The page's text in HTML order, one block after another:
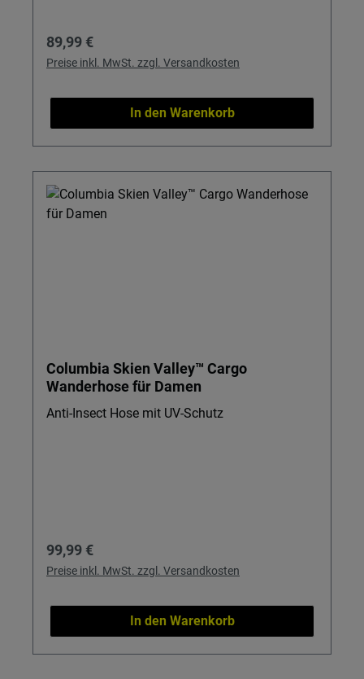
Regulärer Preis:
89,99 €
Preise inkl. MwSt. zzgl. Versandkosten
In den Warenkorb
Columbia Skien Valley™ Cargo
Wanderhose für Damen
Anti-Insect Hose mit UV-Schutz
Regulärer Preis:
99,99 €
Preise inkl. MwSt. zzgl. Versandkosten
In den Warenkorb